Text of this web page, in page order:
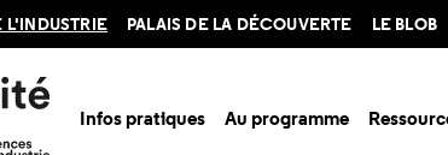
L'INDUSTRIE PALAIS DE LA DÉCOUVERTE LE BLOB
Infos pratiques Au programme